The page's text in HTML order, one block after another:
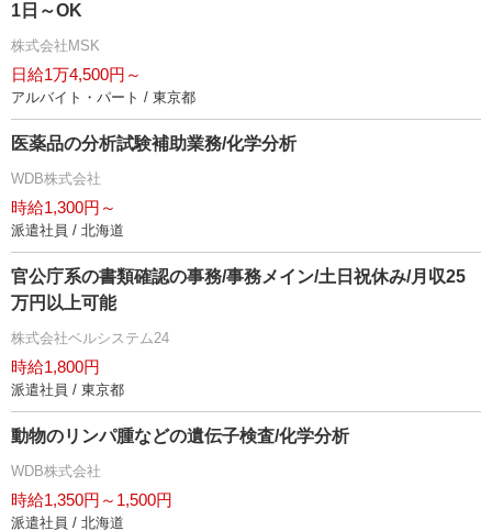
1日～OK
株式会社MSK
日給1万4,500円～
アルバイト・パート / 東京都
医薬品の分析試験補助業務/化学分析
WDB株式会社
時給1,300円～
派遣社員 / 北海道
官公庁系の書類確認の事務/事務メイン/土日祝休み/月収25
万円以上可能
株式会社ベルシステム24
時給1,800円
派遣社員 / 東京都
動物のリンパ腫などの遺伝子検査/化学分析
WDB株式会社
時給1,350円～1,500円
派遣社員 / 北海道